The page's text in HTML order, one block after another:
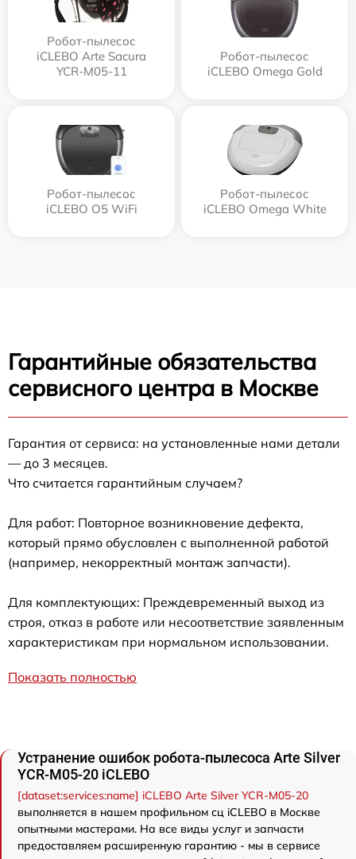
Робот-пылесос
iCLEBO Arte Sacura
YCR-M05-11
Робот-пылесос
iCLEBO Omega Gold
Робот-пылесос
iCLEBO O5 WiFi
Робот-пылесос
iCLEBO Omega White
Гарантийные обязательства
сервисного центра в Москве
Гарантия от сервиса: на установленные нами детали
— до 3 месяцев.
Что считается гарантийным случаем?
Для работ: Повторное возникновение дефекта,
который прямо обусловлен с выполненной работой
(например, некорректный монтаж запчасти).
Для комплектующих: Преждевременный выход из
строя, отказ в работе или несоответствие заявленным
характеристикам при нормальном использовании.
Показать полностью
Устранение ошибок робота-пылесоса Arte Silver
YCR-M05-20 iCLEBO
[dataset:services:name] iCLEBO Arte Silver YCR-M05-20
выполняется в нашем профильном сц iCLEBO в Москве
опытными мастерами. На все виды услуг и запчасти
предоставляем расширенную гарантию - мы в сервисе